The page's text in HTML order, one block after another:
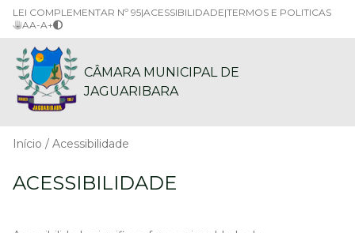
LEI COMPLEMENTAR Nº 95|ACESSIBILIDADE|TERMOS E POLITICAS
AA-A+
CÂMARA MUNICIPAL DE
JAGUARIBARA
Início Acessibilidade
ACESSIBILIDADE